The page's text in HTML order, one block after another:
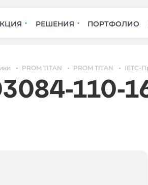
РЕШЕНИЯ ПОРТФОЛИО
PROM TITAN PROM TITAN IETC-
110-